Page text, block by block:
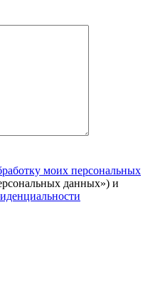
моих персональных
данных») и